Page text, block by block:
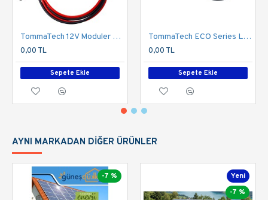
TommaTech 12V Moduler Series 1.5m Güç Kablosu Seti
0,00 TL
Sepete Ekle
TommaTech ECO Series LFP Batarya Inverter Arası Güç Kablo Seti
0,00 TL
Sepete Ekle
AYNI MARKADAN DIĞER ÜRÜNLER
-7 %
Yeni
-7 %